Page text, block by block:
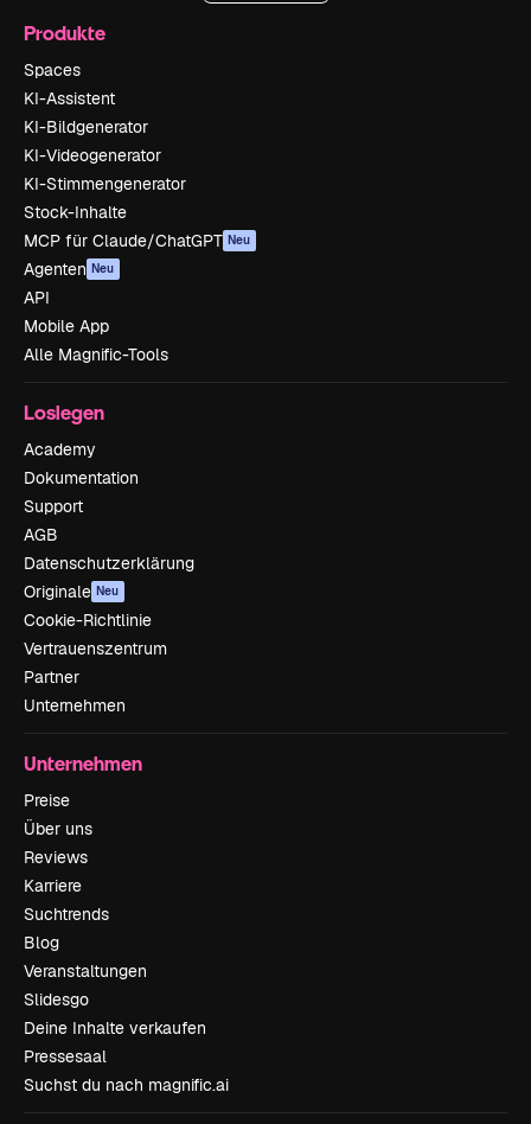
Produkte
Spaces
KI-Assistent
KI-Bildgenerator
KI-Videogenerator
KI-Stimmengenerator
Stock-Inhalte
MCP für Claude/ChatGPT Neu
Agenten Neu
API
Mobile App
Alle Magnific-Tools
Loslegen
Academy
Dokumentation
Support
AGB
Datenschutzerklärung
Originale Neu
Cookie-Richtlinie
Vertrauenszentrum
Partner
Unternehmen
Unternehmen
Preise
Über uns
Reviews
Karriere
Suchtrends
Blog
Veranstaltungen
Slidesgo
Deine Inhalte verkaufen
Pressesaal
Suchst du nach magnific.ai